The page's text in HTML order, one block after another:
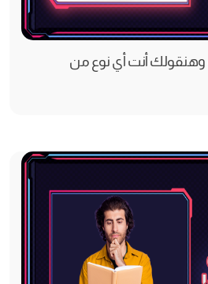
وهنقولك أنت أي نوع من